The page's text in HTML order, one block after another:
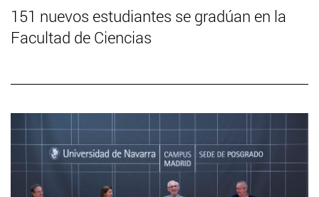
151 nuevos estudiantes se gradúan en la
Facultad de Ciencias